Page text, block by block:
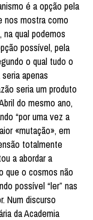
é a opção pela
nos mostra como
qual podemos
possível, pela
o qual tudo o
apenas
seria um produto
do mesmo ano,
“por uma vez a
«mutação», em
totalmente
a abordar a
que o cosmos não
possível “ler” nas
Num discurso
da Academia